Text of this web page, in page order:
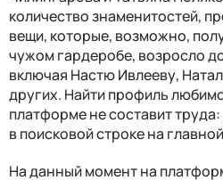
количество знаменитостей,
вещи, которые, возможно,
чужом гардеробе, возросло
включая Настю Ивлееву,
других. Найти профиль
платформе не составит
в поисковой строке на
На данный момент на